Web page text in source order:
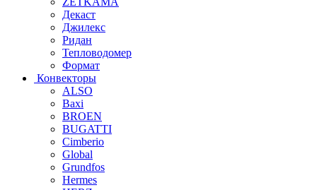
Декаст
Джилекс
Ридан
Тепловодомер
Формат
Конвекторы
ALSO
Baxi
BROEN
BUGATTI
Cimberio
Global
Grundfos
Hermes